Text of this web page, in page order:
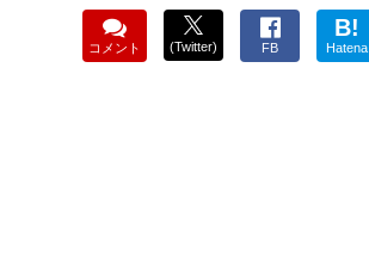
コメント (Twitter) FB
B!
Hatena